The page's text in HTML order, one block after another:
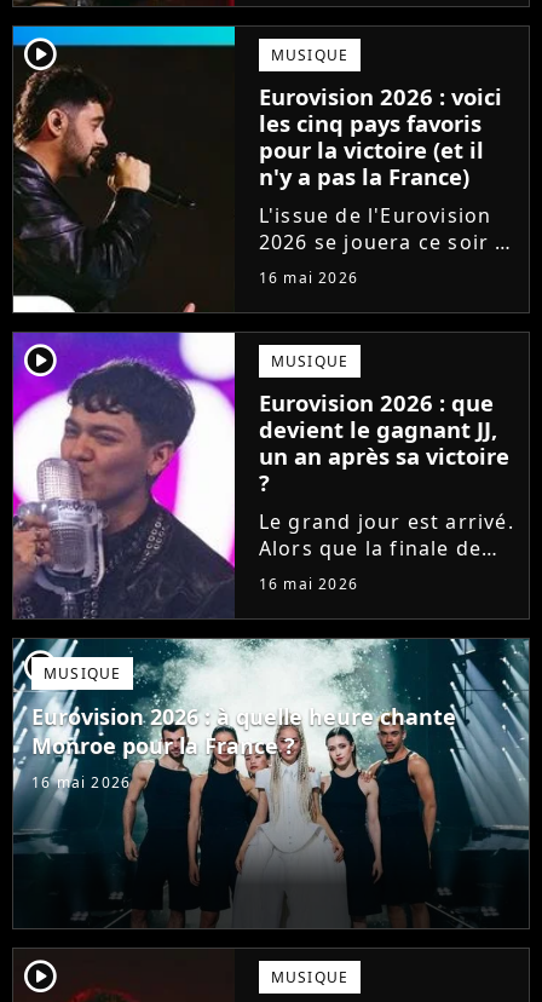
Love pour l'Autriche, qui
soulève le trophée et
surclasse toute la
concurrence ?
player2 MUSIQUE
Eurovision 2026 : voici
les cinq pays favoris
pour la victoire (et il
n'y a pas la France)
L'issue de l'Eurovision
2026 se jouera ce soir !
En direct de Vienne, les
finale du concours vont
s'affronter pour gagner
le coeur du jury et du
public. Qui...
16 mai 2026
player2 MUSIQUE
Eurovision 2026 : que
devient le gagnant JJ,
un an après sa victoire
?
Le grand jour est arrivé.
Alors que la finale de
l'Eurovision 2026 a lieu
demandent ce qu'est
devenu le chanteur JJ
qui avait gagné l'an
dernier avec sa
chanson...
16 mai 2026
player2MUSIQUE
Eurovision 2026 : à quelle heure chante
Monroe pour la France ?
16 mai 2026
player2 MUSIQUE